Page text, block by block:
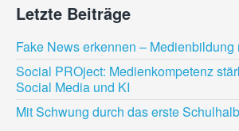
Letzte Beiträge
Fake News erkennen –
Social PROject: Medienkompetenz
Social Media und KI
Mit Schwung durch das erste